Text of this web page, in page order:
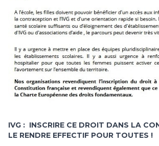
IVG : INSCRIRE CE DROIT DANS LA
LE RENDRE EFFECTIF POUR TOUTES !